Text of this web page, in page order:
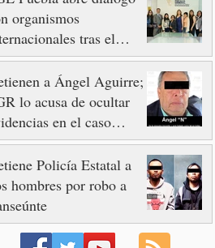
organismos
tras el
del activista y
Josué
a Ángel Aguirre;
lo acusa de ocultar
en el caso
Policía Estatal a
hombres por robo a